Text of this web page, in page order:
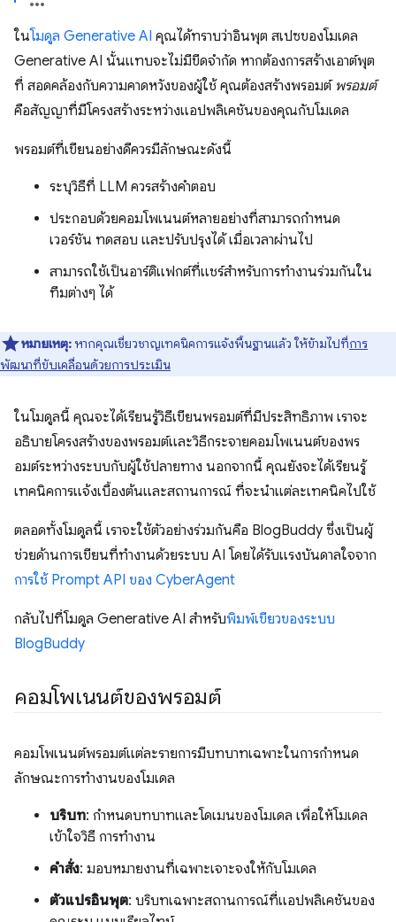
ในโมดูล Generative AI คุณได้ทราบว่าอินพุต สเปซของโมเดล
Generative AI นั้นแทบจะไม่มีขีดจำกัด หากต้องการสร้างเอาต์พุต
ที่ สอดคล้องกับความคาดหวังของผู้ใช้ คุณต้องสร้างพรอมต์ พรอมต์
คือสัญญาที่มีโครงสร้างระหว่างแอปพลิเคชันของคุณกับโมเดล
พรอมต์ที่เขียนอย่างดีควรมีลักษณะดังนี้
ระบุวิธีที่ LLM ควรสร้างคำตอบ
ประกอบด้วยคอมโพเนนต์หลายอย่างที่สามารถกำหนด
เวอร์ชัน ทดสอบ และปรับปรุงได้ เมื่อเวลาผ่านไป
สามารถใช้เป็นอาร์ติแฟกต์ที่แชร์สำหรับการทำงานร่วมกันใน
ทีมต่างๆ ได้
หมายเหตุ: หากคุณเชี่ยวชาญเทคนิคการแจ้งพื้นฐานแล้ว ให้ข้ามไปที่การ
พัฒนาที่ขับเคลื่อนด้วยการประเมิน
ในโมดูลนี้ คุณจะได้เรียนรู้วิธีเขียนพรอมต์ที่มีประสิทธิภาพ เราจะ
อธิบายโครงสร้างของพรอมต์และวิธีกระจายคอมโพเนนต์ของพร
อมต์ระหว่างระบบกับผู้ใช้ปลายทาง นอกจากนี้ คุณยังจะได้เรียนรู้
เทคนิคการแจ้งเบื้องต้นและสถานการณ์ ที่จะนำแต่ละเทคนิคไปใช้
ตลอดทั้งโมดูลนี้ เราจะใช้ตัวอย่างร่วมกันคือ BlogBuddy ซึ่งเป็นผู้
ช่วยด้านการเขียนที่ทำงานด้วยระบบ AI โดยได้รับแรงบันดาลใจจาก
การใช้ Prompt API ของ CyberAgent
กลับไปที่โมดูล Generative AI สำหรับพิมพ์เขียวของระบบ
BlogBuddy
คอมโพเนนต์ของพรอมต์
คอมโพเนนต์พรอมต์แต่ละรายการมีบทบาทเฉพาะในการกำหนด
ลักษณะการทำงานของโมเดล
บริบท: กำหนดบทบาทและโดเมนของโมเดล เพื่อให้โมเดล
เข้าใจวิธี การทำงาน
คำสั่ง: มอบหมายงานที่เฉพาะเจาะจงให้กับโมเดล
ตัวแปรอินพุต: บริบทเฉพาะสถานการณ์ที่แอปพลิเคชันของ